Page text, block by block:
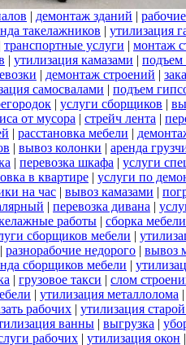
| демонтаж зданий |
такелажников | утилизация
транспортные услуги | монтаж
| утилизация камазами | подъем
| демонтаж строений |
самосвалами | подъем
| услуги сборщиков |
от мусора | стрейч лента |
| расстановка мебели |
| вывоз колонки | аренда
| перевозка шкафа | услуги
в квартире | услуги по
на час | вывоз камазами |
| перевозка дивана |
работы | сборка мебели
сборщиков мебели |
| разнорабочие недорого | вывоз
сборщиков мебели |
| грузовое такси | слом
| утилизация металлолома
рабочих | утилизация
ванны | выгрузка |
рабочих | утилизация окон